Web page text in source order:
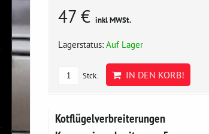
47 € inkl MWSt.
Lagerstatus: Auf Lager
Stck. IN DEN KORB!
Kotflügelverbreiterungen